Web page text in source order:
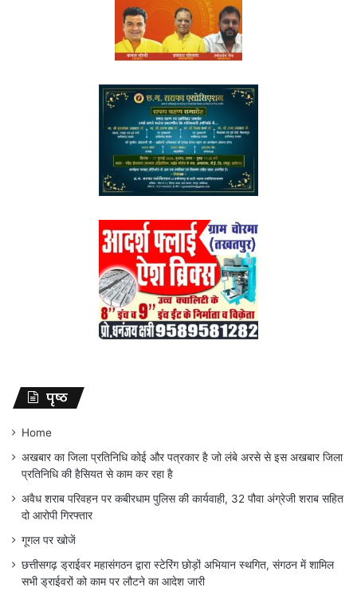
पृष्ठ
Home
अखबार का जिला प्रतिनिधि कोई और पत्रकार है जो लंबे अरसे से इस अखबार जिला
प्रतिनिधि की हैसियत से काम कर रहा है
अवैध शराब परिवहन पर कबीरधाम पुलिस की कार्यवाही, 32 पौवा अंग्रेजी शराब सहित
दो आरोपी गिरफ्तार
गूगल पर खोजें
छत्तीसगढ़ ड्राईवर महासंगठन द्वारा स्टेरिंग छोड़ों अभियान स्थगित, संगठन में शामिल
सभी ड्राईवरों को काम पर लौटने का आदेश जारी